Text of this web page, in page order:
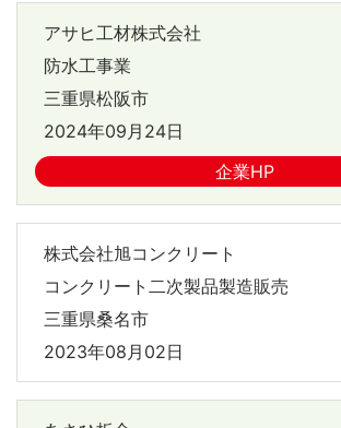
アサヒ工材株式会社
防水工事業
三重県松阪市
2024年09月24日
企業HP
株式会社旭コンクリート
コンクリート二次製品製造販売
三重県桑名市
2023年08月02日